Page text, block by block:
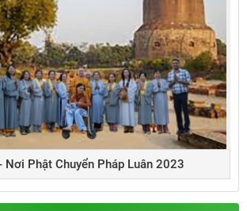
Nơi Phật Chuyển Pháp Luân 2023